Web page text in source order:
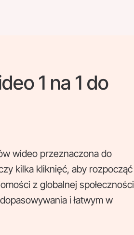
1 na 1 do
wideo przeznaczona do
kilka kliknięć, aby rozpocząć
z globalnej społeczności
i łatwym w